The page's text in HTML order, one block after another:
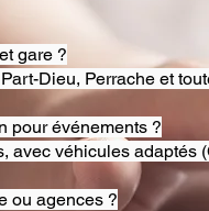
gare ?
Dieu, Perrache et
pour événements ?
véhicules adaptés
ou agences ?